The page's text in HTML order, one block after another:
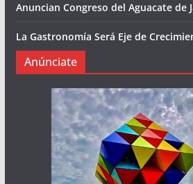
Anuncian Congreso del Aguacate de
La Gastronomía Será Eje de
Anúnciate